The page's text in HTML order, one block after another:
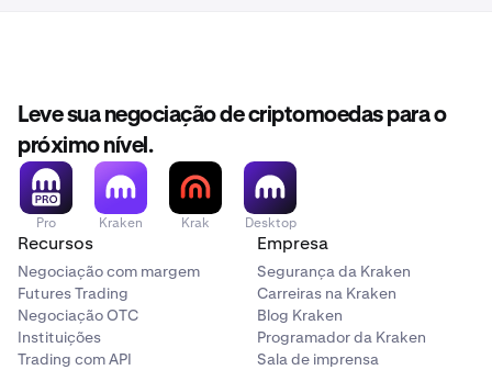
Leve sua negociação de criptomoedas para o
próximo nível.
Pro Kraken Krak Desktop
Recursos
Negociação com margem
Futures Trading
Negociação OTC
Instituições
Trading com API
Empresa
Segurança da Kraken
Carreiras na Kraken
Blog Kraken
Programador da Kraken
Sala de imprensa